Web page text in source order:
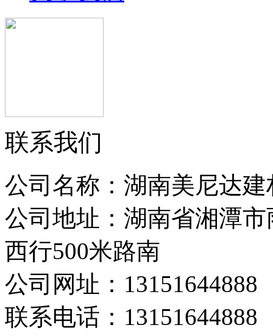
联系我们
公司名称：湖南美尼达
公司地址：湖南省湘潭
西行500米路南
公司网址：13151644888
联系电话：13151644888